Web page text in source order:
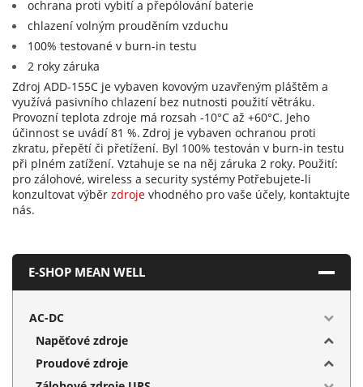
ochrana proti vybití a přepólování baterie
chlazení volným prouděním vzduchu
100% testované v burn-in testu
2 roky záruka
Zdroj ADD-155C je vybaven kovovým uzavřeným pláštěm a
využívá pasivního chlazení bez nutnosti použití větráku.
Provozní teplota zdroje má rozsah -10°C až +60°C. Jeho
účinnost se uvádí 81 %. Zdroj je vybaven ochranou proti
zkratu, přepětí či přetížení. Byl 100% testován v burn-in testu
při plném zatížení. Vztahuje se na něj záruka 2 roky. Použití:
pro zálohové, wireless a security systémy Potřebujete-li
konzultovat výběr zdroje vhodného pro vaše účely, kontaktujte
nás.
E-SHOP MEAN WELL
AC-DC
Napěťové zdroje
Proudové zdroje